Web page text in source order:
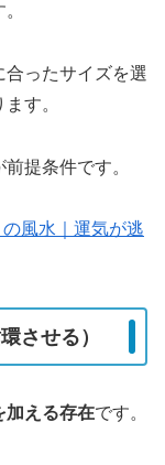
合ったサイズを選
す。
提条件です。
風水｜運気が逃
させる）
加える存在です。